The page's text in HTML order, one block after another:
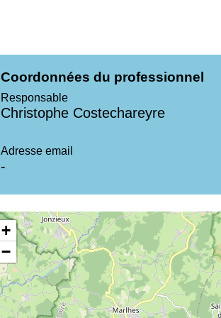
Coordonnées du professionnel
Responsable
Christophe Costechareyre
Adresse email
-
+
−